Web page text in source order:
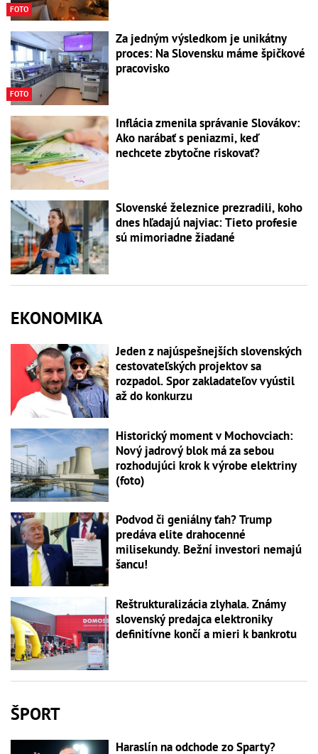
FOTO
FOTO
Za jedným výsledkom je unikátny
proces: Na Slovensku máme špičkové
pracovisko
Inflácia zmenila správanie Slovákov:
Ako narábať s peniazmi, keď
nechcete zbytočne riskovať?
Slovenské železnice prezradili, koho
dnes hľadajú najviac: Tieto profesie
sú mimoriadne žiadané
EKONOMIKA
Jeden z najúspešnejších slovenských
cestovateľských projektov sa
rozpadol. Spor zakladateľov vyústil
až do konkurzu
Historický moment v Mochovciach:
Nový jadrový blok má za sebou
rozhodujúci krok k výrobe elektriny
(foto)
Podvod či geniálny ťah? Trump
predáva elite drahocenné
milisekundy. Bežní investori nemajú
šancu!
Reštrukturalizácia zlyhala. Známy
slovenský predajca elektroniky
definitívne končí a mieri k bankrotu
ŠPORT
Haraslín na odchode zo Sparty?